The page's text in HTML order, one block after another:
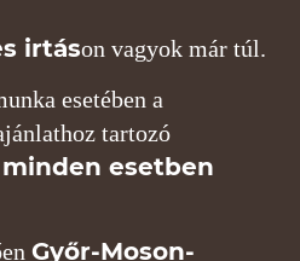
irtáson vagyok már túl.
esetében a
tartozó
esetben
Győr-Moson-